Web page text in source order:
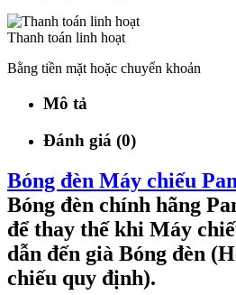
Thanh toán linh hoạt
Bằng tiền mặt hoặc chuyển khoản
Mô tả
Đánh giá (0)
Bóng đèn Máy chiếu
Bóng đèn chính hãng
để thay thế khi Máy
dẫn đến già Bóng đèn
chiếu quy định).